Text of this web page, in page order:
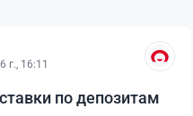
г., 16:11
по депозитам